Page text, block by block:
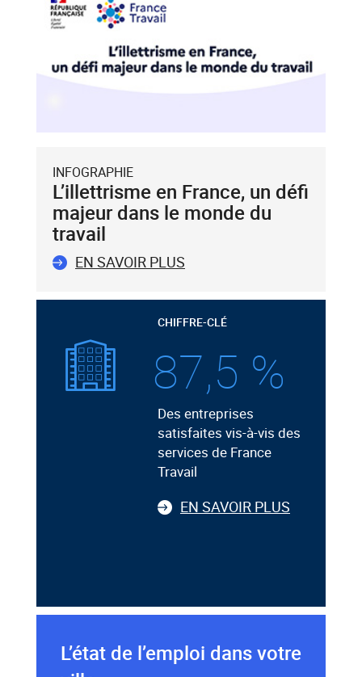
INFOGRAPHIE
L’illettrisme en France, un défi
majeur dans le monde du
travail
EN SAVOIR PLUS
CHIFFRE-CLÉ
87,5 %
Des entreprises
satisfaites vis-à-vis des
services de France
Travail
EN SAVOIR PLUS
L’état de l’emploi dans votre